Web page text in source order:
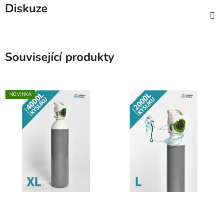
Diskuze
Související produkty
NOVINKA